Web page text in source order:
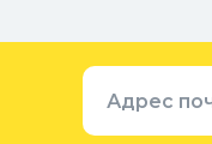
Адрес